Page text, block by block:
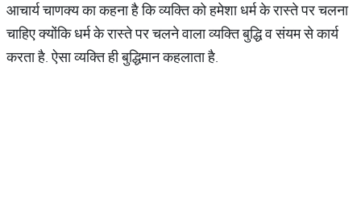
आचार्य चाणक्य का कहना है कि व्यक्ति को हमेशा धर्म के रास्ते पर चलना
चाहिए क्योंकि धर्म के रास्ते पर चलने वाला व्यक्ति बुद्धि व संयम से कार्य
करता है. ऐसा व्यक्ति ही बुद्धिमान कहलाता है.